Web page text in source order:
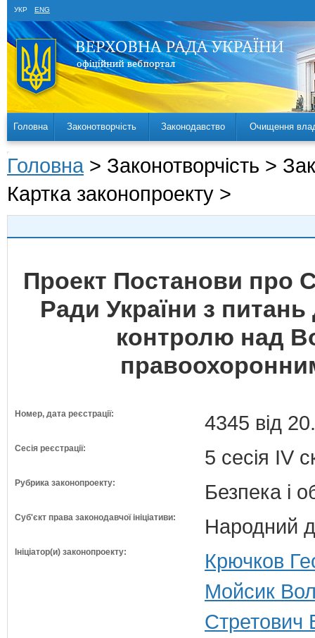
УКР ENG
Головна Законотворчість Законодавство Очищення
Головна > Законотворчість >
Картка законопроекту >
Проект Постанови про
Ради України з
контролю над
Номер, дата реєстрації: 4345 від
Сесія реєстрації: 5 сесія IV
Рубрика законопроекту: Безпека і
Суб'єкт права законодавчої ініціативи: Народний
Ініціатор(и) законопроекту:
Крючков
Мойсик
Стретович